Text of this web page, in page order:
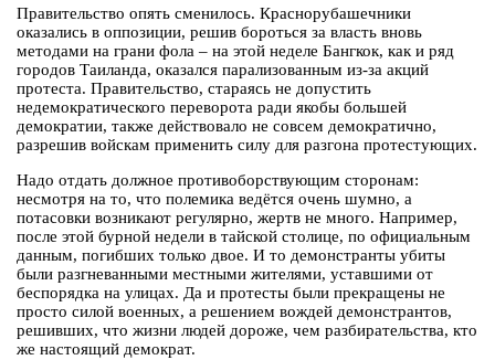
Правительство опять сменилось. Краснорубашечники
оказались в оппозиции, решив бороться за власть вновь
методами на грани фола – на этой неделе Бангкок, как и ряд
городов Таиланда, оказался парализованным из-за акций
протеста. Правительство, стараясь не допустить
недемократического переворота ради якобы большей
демократии, также действовало не совсем демократично,
разрешив войскам применить силу для разгона протестующих.
Надо отдать должное противоборствующим сторонам:
несмотря на то, что полемика ведётся очень шумно, а
потасовки возникают регулярно, жертв не много. Например,
после этой бурной недели в тайской столице, по официальным
данным, погибших только двое. И то демонстранты убиты
были разгневанными местными жителями, уставшими от
беспорядка на улицах. Да и протесты были прекращены не
просто силой военных, а решением вождей демонстрантов,
решивших, что жизни людей дороже, чем разбирательства, кто
же настоящий демократ.